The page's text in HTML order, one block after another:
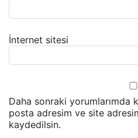
İnternet sitesi
Daha sonraki yorumlarımda
posta adresim ve site
kaydedilsin.